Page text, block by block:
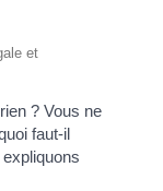
et
? Vous ne
faut-il